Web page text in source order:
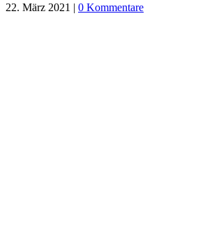
22. März 2021 | 0 Kommentare